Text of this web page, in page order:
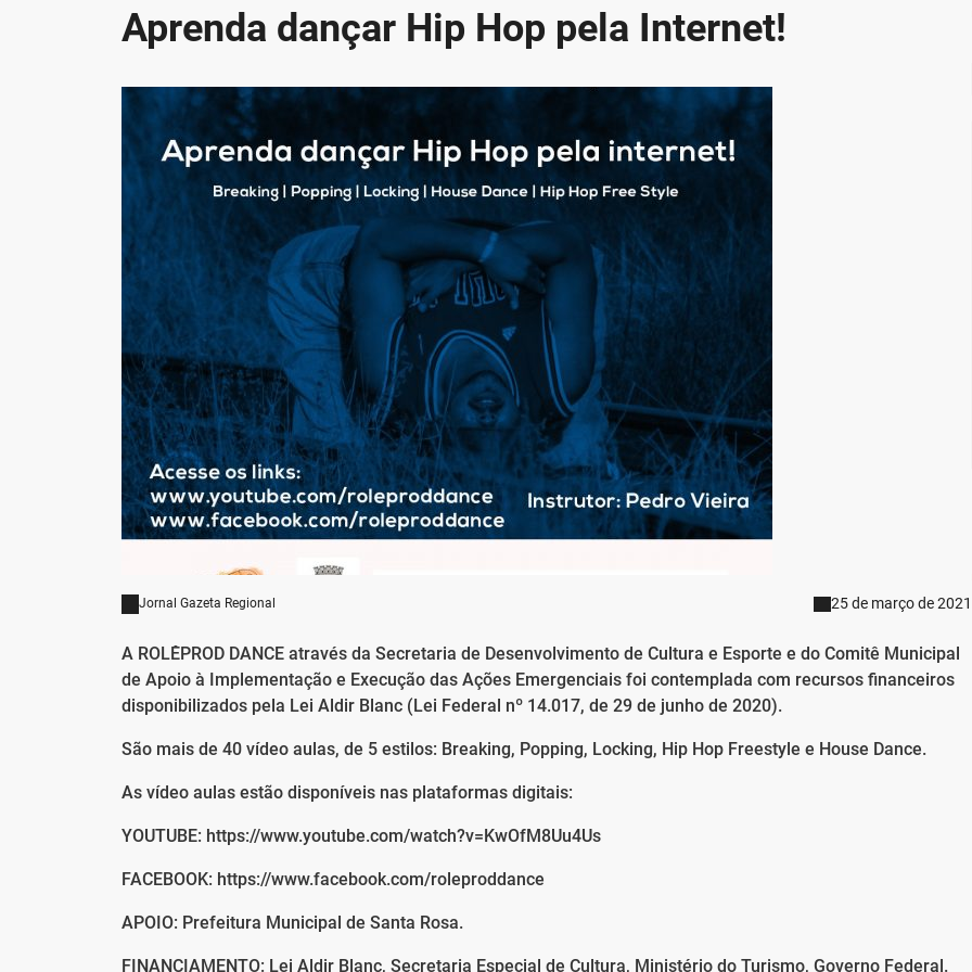
Aprenda dançar Hip Hop pela Internet!
Jornal Gazeta Regional 25 de março de 2021
A ROLÊPROD DANCE através da Secretaria de Desenvolvimento de Cultura e Esporte e do Comitê Municipal
de Apoio à Implementação e Execução das Ações Emergenciais foi contemplada com recursos financeiros
disponibilizados pela Lei Aldir Blanc (Lei Federal nº 14.017, de 29 de junho de 2020).
São mais de 40 vídeo aulas, de 5 estilos: Breaking, Popping, Locking, Hip Hop Freestyle e House Dance.
As vídeo aulas estão disponíveis nas plataformas digitais:
YOUTUBE: https://www.youtube.com/watch?v=KwOfM8Uu4Us
FACEBOOK: https://www.facebook.com/roleproddance
APOIO: Prefeitura Municipal de Santa Rosa.
FINANCIAMENTO: Lei Aldir Blanc, Secretaria Especial de Cultura, Ministério do Turismo, Governo Federal.